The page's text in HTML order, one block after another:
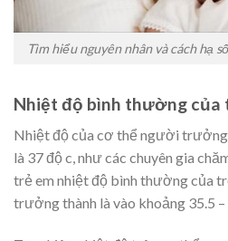
Tìm hiểu nguyên nhân và cách hạ
Nhiệt độ bình thường của
Nhiệt độ của cơ thể người
là 37 độ c, như các chuyên gia
trẻ em nhiệt độ bình thường của
trưởng thành là vào khoảng 35.5 –